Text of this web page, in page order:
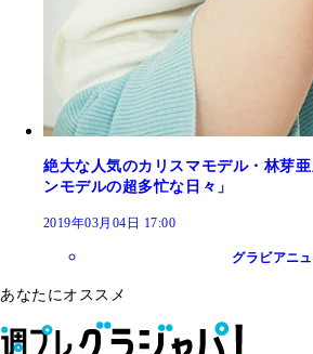
絶大な人気のカリスマモデル・林芽
ンモデルの超多忙な日々」
2019年03月04日 17:00
グラビアニ
あなたにオススメ